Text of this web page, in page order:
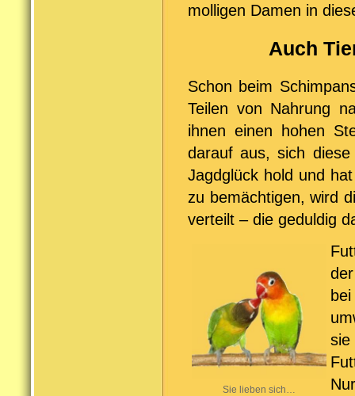
molligen Damen in
Auch
Schon beim
Teilen von Nahrung
ihnen einen hohen
darauf aus, sich
Jagdglück hold und
zu bemächtigen, wird
verteilt – die geduldig
Sie lieben sich…